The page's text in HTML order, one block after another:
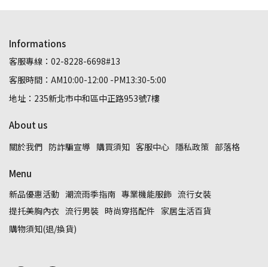
Informations
客服專線：02-8228-6698#13
客服時間：AM10:00-12:00 -PM13:30-5:00
地址：235新北市中和區中正路953號7樓
About us
關於我們 防詐騙宣導 購買須知 客服中心 隱私政策 部落格
Menu
新品優惠活動 潮流雨季指南 專業機能服飾 流行女裝
提托美胸內衣 流行男裝 時尚穿搭配件 家居生活百貨
購物須知(退/換貨)